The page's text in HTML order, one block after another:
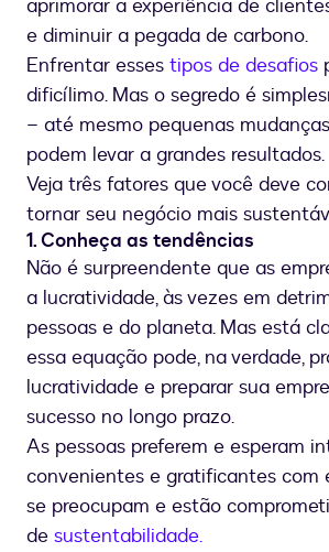
aprimorar a experiência de
e diminuir a pegada de carbono.
Enfrentar esses tipos de desafios
dificílimo. Mas o segredo é
– até mesmo pequenas
podem levar a grandes resultados.
Veja três fatores que você deve
tornar seu negócio mais
1. Conheça as tendências
Não é surpreendente que as
a lucratividade, às vezes em
pessoas e do planeta. Mas está
essa equação pode, na verdade,
lucratividade e preparar sua
sucesso no longo prazo.
As pessoas preferem e esperam
convenientes e gratificantes com
se preocupam e estão
de sustentabilidade.